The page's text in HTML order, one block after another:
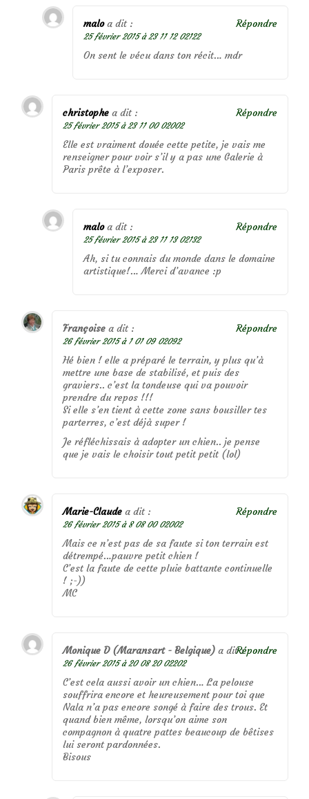
malo a dit :
25 février 2015 à 23 11 12 02122
On sent le vécu dans ton récit… mdr
Répondre
christophe a dit :
25 février 2015 à 23 11 00 02002
Elle est vraiment douée cette petite, je vais me
renseigner pour voir s’il y a pas une Galerie à
Paris prête à l’exposer.
Répondre
malo a dit :
25 février 2015 à 23 11 13 02132
Ah, si tu connais du monde dans le domaine
artistique!… Merci d’avance :p
Répondre
Françoise a dit :
26 février 2015 à 1 01 09 02092
Hé bien ! elle a préparé le terrain, y plus qu’à
mettre une base de stabilisé, et puis des
graviers.. c’est la tondeuse qui va pouvoir
prendre du repos !!!
Si elle s’en tient à cette zone sans bousiller tes
parterres, c’est déjà super !
Je réfléchissais à adopter un chien.. je pense
que je vais le choisir tout petit petit (lol)
Répondre
Marie-Claude a dit :
26 février 2015 à 8 08 00 02002
Mais ce n’est pas de sa faute si ton terrain est
détrempé…pauvre petit chien !
C’est la faute de cette pluie battante continuelle
! ;-))
MC
Répondre
Monique D (Maransart - Belgique) a dit :
26 février 2015 à 20 08 20 02202
C’est cela aussi avoir un chien… La pelouse
souffrira encore et heureusement pour toi que
Nala n’a pas encore songé à faire des trous. Et
quand bien même, lorsqu’on aime son
compagnon à quatre pattes beaucoup de bêtises
lui seront pardonnées.
Bisous
Répondre